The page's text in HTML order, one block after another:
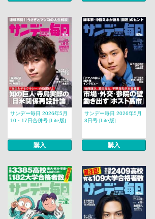
サンデー毎日 2026年5月
10・17日合併号 [Lite版]
購入
サンデー毎日 2026年5月
3日号 [Lite版]
購入